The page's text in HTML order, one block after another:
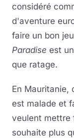
considéré
d'aventure
faire un bon
Paradise est
que ratage.
En Mauritanie,
est malade et
veulent mettre
souhaite plus